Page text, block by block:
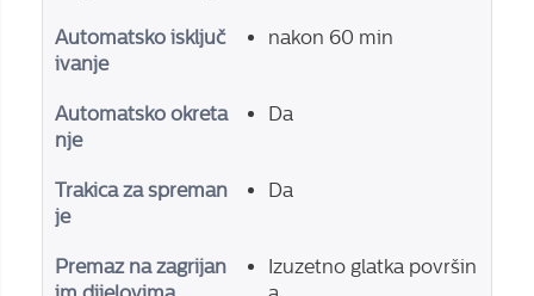
Automatsko isključ
ivanje
nakon 60 min
Automatsko okreta
nje
Da
Trakica za spreman
je
Da
Premaz na zagrijan
Izuzetno glatka površin